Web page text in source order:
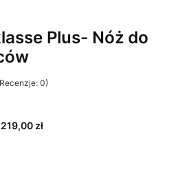
Plus- Nóż do
0)
219,00 zł